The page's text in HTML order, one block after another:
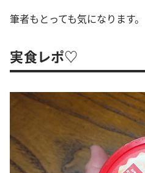
筆者もとっても気になります。
実食レポ♡